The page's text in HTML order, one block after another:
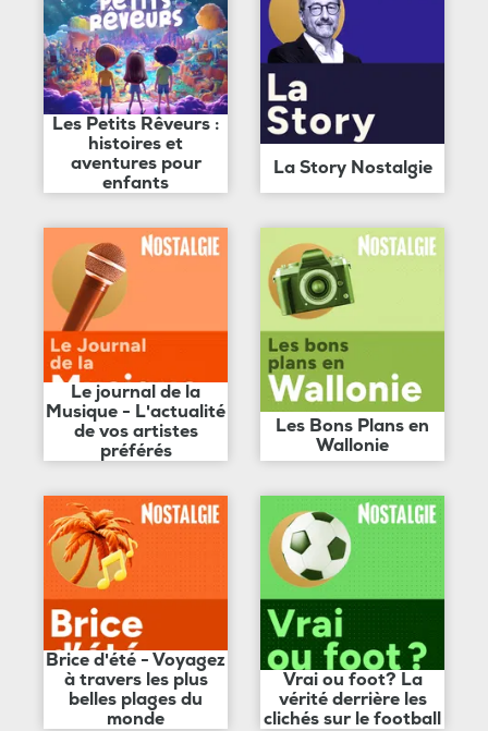
Les Petits Rêveurs :
histoires et
aventures pour
enfants
La Story Nostalgie
Le journal de la
Musique - L'actualité
de vos artistes
préférés
Les Bons Plans en
Wallonie
Brice d'été - Voyagez
à travers les plus
belles plages du
monde
Vrai ou foot? La
vérité derrière les
clichés sur le football